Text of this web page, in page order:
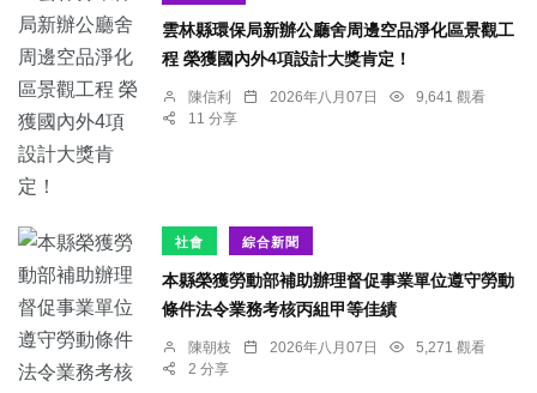
雲林縣環保局新辦公廳舍周邊空品淨化區景觀工
程 榮獲國內外4項設計大獎肯定！
陳信利 2026年八月07日
9,641 觀看
11 分享
社會 綜合新聞
本縣榮獲勞動部補助辦理督促事業單位遵守勞動
條件法令業務考核丙組甲等佳績
陳朝枝 2026年八月07日
5,271 觀看
2 分享